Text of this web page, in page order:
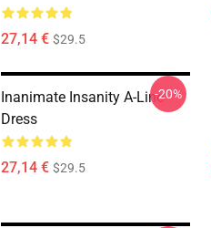
27,14 € $29.5
Inanimate Insanity A-Line
Dress
27,14 € $29.5
-20%